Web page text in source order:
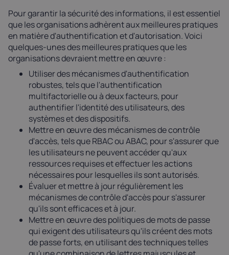
Pour garantir la sécurité des informations, il est essentiel
que les organisations adhèrent aux meilleures pratiques
en matière d'authentification et d'autorisation. Voici
quelques-unes des meilleures pratiques que les
organisations devraient mettre en œuvre :
Utiliser des mécanismes d'authentification
robustes, tels que l'authentification
multifactorielle ou à deux facteurs, pour
authentifier l'identité des utilisateurs, des
systèmes et des dispositifs.
Mettre en œuvre des mécanismes de contrôle
d'accès, tels que RBAC ou ABAC, pour s'assurer que
les utilisateurs ne peuvent accéder qu'aux
ressources requises et effectuer les actions
nécessaires pour lesquelles ils sont autorisés.
Évaluer et mettre à jour régulièrement les
mécanismes de contrôle d'accès pour s'assurer
qu'ils sont efficaces et à jour.
Mettre en œuvre des politiques de mots de passe
qui exigent des utilisateurs qu'ils créent des mots
de passe forts, en utilisant des techniques telles